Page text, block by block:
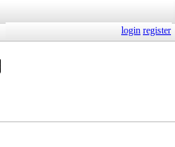
login register